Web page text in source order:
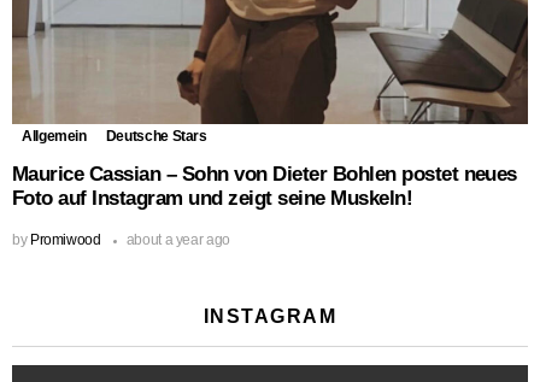
Allgemein Deutsche Stars
Maurice Cassian – Sohn von Dieter Bohlen postet neues
Foto auf Instagram und zeigt seine Muskeln!
by Promiwood about a year ago
INSTAGRAM